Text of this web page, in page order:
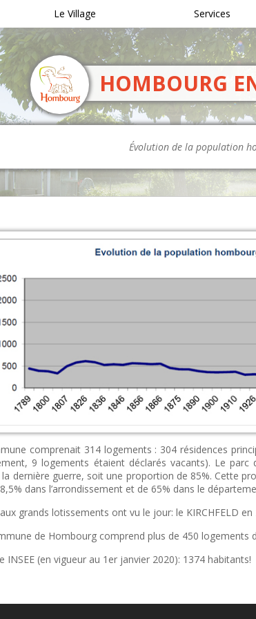
Le Village Services
HOMBOURG
Évolution de la population
comprenait 314 logements : 304 résidences
, 9logements étaient déclarés vacants). Le parc
la dernière guerre, soit une proportion de 85%. Cette
dans l’arrondissement et de 65% dans le
grands lotissements ont vu le jour: le KIRCHFELD en
de Hombourg comprend plus de 450 logements
INSEE (en vigueur au 1er janvier 2020): 1374 habitants!